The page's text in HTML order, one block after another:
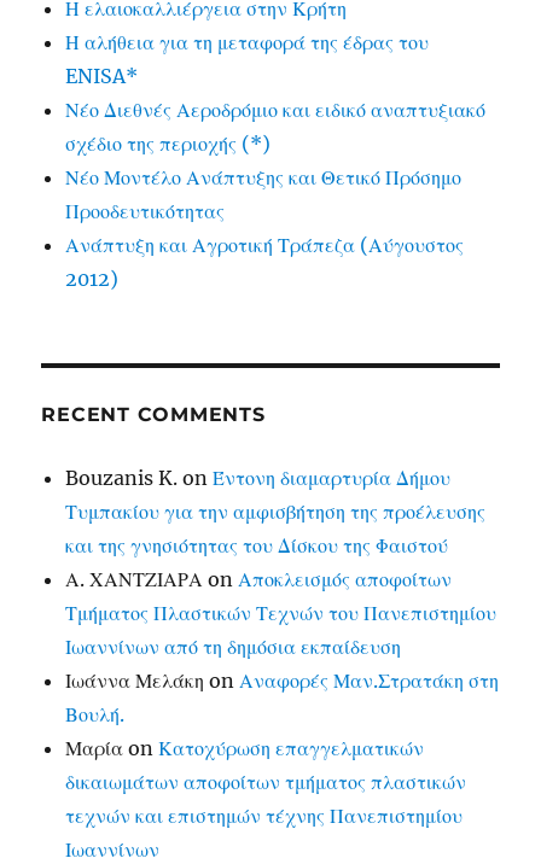
Η ελαιοκαλλιέργεια στην Κρήτη
Η αλήθεια για τη μεταφορά της έδρας του
ENISA*
Νέο Διεθνές Αεροδρόμιο και ειδικό αναπτυξιακό
σχέδιο της περιοχής (*)
Νέο Μοντέλο Ανάπτυξης και Θετικό Πρόσημο
Προοδευτικότητας
Ανάπτυξη και Αγροτική Τράπεζα (Αύγουστος
2012)
RECENT COMMENTS
Bouzanis K. onΈντονη διαμαρτυρία Δήμου
Τυμπακίου για την αμφισβήτηση της προέλευσης
και της γνησιότητας του Δίσκου της Φαιστού
Α. ΧΑΝΤΖΙΑΡΑ onΑποκλεισμός αποφοίτων
Τμήματος Πλαστικών Τεχνών του Πανεπιστημίου
Ιωαννίνων από τη δημόσια εκπαίδευση
Ιωάννα Μελάκη onΑναφορές Μαν.Στρατάκη στη
Βουλή.
Μαρία onΚατοχύρωση επαγγελματικών
δικαιωμάτων αποφοίτων τμήματος πλαστικών
τεχνών και επιστημών τέχνης Πανεπιστημίου
Ιωαννίνων